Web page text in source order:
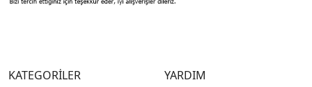
KATEGORİLER YARDIM